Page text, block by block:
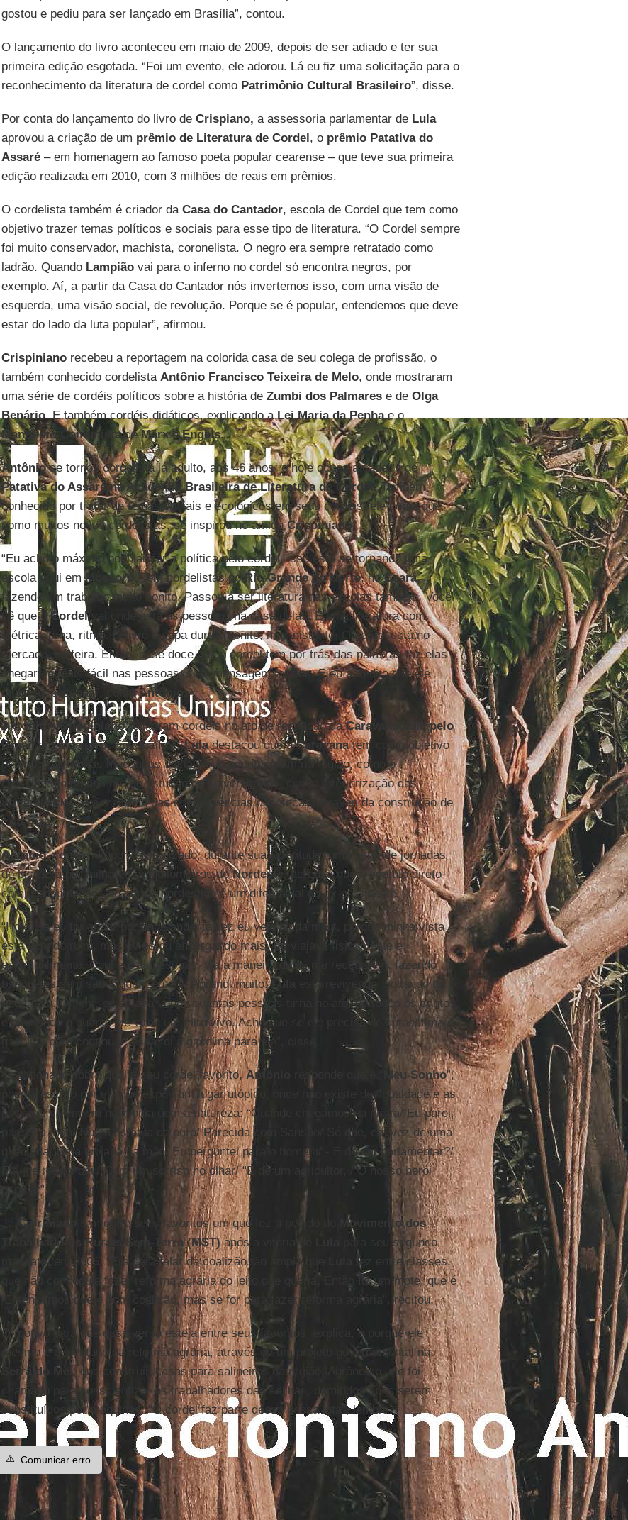
gostou e pediu para ser lançado em Brasília”, contou.
O lançamento do livro aconteceu em maio de 2009, depois de ser adiado e ter sua
primeira edição esgotada. “Foi um evento, ele adorou. Lá eu fiz uma solicitação para o
reconhecimento da literatura de cordel como Patrimônio Cultural Brasileiro”, disse.
Por conta do lançamento do livro de Crispiano, a assessoria parlamentar de Lula
aprovou a criação de um prêmio de Literatura de Cordel, o prêmio Patativa do
Assaré– em homenagem ao famoso poeta popular cearense – que teve sua primeira
edição realizada em 2010, com 3 milhões de reais em prêmios.
O cordelista também é criador daCasa do Cantador, escola de Cordel que tem como
objetivo trazer temas políticos e sociais para esse tipo de literatura. “O Cordel sempre
foi muito conservador, machista, coronelista. O negro era sempre retratado como
ladrão. Quando Lampiãovai para o inferno no cordel só encontra negros, por
exemplo. Aí, a partir da Casa do Cantador nós invertemos isso, com uma visão de
esquerda, uma visão social, de revolução. Porque se é popular, entendemos que deve
estar do lado da luta popular”, afirmou.
Crispinianorecebeu a reportagem na colorida casa de seu colega de profissão, o
também conhecido cordelista Antônio Francisco Teixeira de Melo, onde mostraram
uma série de cordéis políticos sobre a história de Zumbi dos Palmarese de Olga
Benário. E também cordéis didáticos, explicando aLei Maria da Penhae o
Manifesto ComunistadeMarxeEngels.
Antôniose tornou cordelista já adulto, aos 46 anos, e hoje ocupa a cadeira de
Patativa do Assaré na Academia Brasileira de Literatura de Cordel.Também
conhecido por tratar de temas sociais e ecológicos em seus cordéis, ele conta que,
como muitos novos cordelistas, se inspirou no amigoCrispiniano.
“Eu acho o máximo popularizar a política pelo cordel, isso está se tornando uma
escola aqui emMossoró. Tem cordelistas noRio Grande do Norte, noCeará,
fazendo um trabalho muito bonito. Passou a ser literatura nas escolas também. Você
vê que oCordelvai onde está as pessoas, na casa delas. É uma literatura com
métrica, rima, ritmo. O livro e capa dura é bonito, mas distante. O cordel está no
mercado, na feira. Então, esse doce que o cordel tem por trás das palavras faz elas
chegarem mais fácil nas pessoas, se a mensagem for boa. E eu acredito que ele
muda as pessoas”, contaAntônio.
Antonio eCrispinianorecitaram cordéis no ato de recepção daCaravana Lula pelo
BrasilemMossoró.Em sua fala,Luladestacou que aCaravanatem como objetivo
entender as muitas mudanças sociais que aconteceram na região, como o
crescimento do número de estudantes universitários, com a interiorização das
universidades, e a melhoria das consequências das secas, através da construção de
cisternas.
Antônio, conhecido por ter realizado, durante sua juventude, uma série de jornadas
de bicicleta por milhares de quilômetros doNordeste,acredita que o contato direto
com as populações do sertão nordestino é um diferencial do ex-presidente.
“Hoje, se eu for andar por onde andei talvez eu veja ainda mais, porque minha vista
está ficando ruim, mas eu estou enxergando mais. Eu viajava fisicamente e
espiritualmente. Conheci as pessoas, via a maneira delas me receberem, fazendo
banquetes sem saber quem eu era. Aprendi muito.Lula
está revivendo, voltando de
onde saiu. Ontem, eu estava vendo quantas pessoas tinha no ato, de todos os cantos,
e pensando o quanto ele virou um mito vivo. Acho que se ele precisa de autoestima e
gasolina para continuar, essa foi a gasolina para ele”, disse.
Questionado sobre qual é seu cordel favorito,Antônio responde que é “ Meu Sonho”,
poema escrito por ele que expõe um lugar utópico, onde não existe desigualdade e as
pessoas vivem em harmonia com a natureza: “Quando chegamos na praça/ Eu parei,
passei a mão/ Numa estátua de ouro/ Parecida com Sansão/ Só que, em vez de uma
queixada/ Uma enxada na mão/ Eu perguntei para o homem/ - É de um parlamentar?/
Ele me respondeu/ Com um sorriso no olhar/ “É de um agricultor, / O nosso herói
popular”.
Cipriniano tem entre seus favoritos um que fez a pedido do
Movimento dos
Trabalhadores Rurais Sem-Terra (MST)após a vitória de
para seu segundo
mandato, em 2006: “Era para falar da coalizão tão ampla que
fez entre classes,
que não conseguia fazer reforma agrária do jeito que queria. Então fiz um mote, que é
‘Entendemos que é bom coalizão, mas se for para fazer reforma agrária”, recitou.
O motivo para que esse verso esteja entre seus favoritos, explica, é porque ele
mesmo é assentado da reforma agrária, através de um projeto governamental na
Serra do Mel, que construiu casas para salineiros da região. Agrônomo, ele foi
chamado para conscientizar os trabalhadores das salinas, demitidos após serem
substituídos por máquinas. “O cordel faz parte dessa nossa luta”, lembra.
⚠️ Comunicar erro